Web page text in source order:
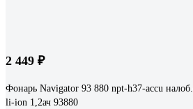
2 449 ₽
Фонарь Navigator 93 880 npt-h37-accu
li-ion 1,2ач 93880